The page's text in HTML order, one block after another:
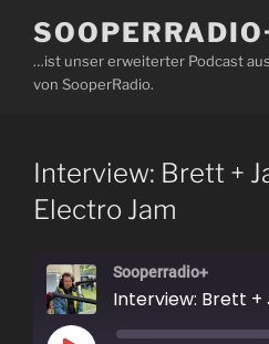
Inhalt
springen…ist unser erweiterter Podcast
von SooperRadio.
Interview: Brett +
Electro Jam
Sooperradio+
Interview: Brett +